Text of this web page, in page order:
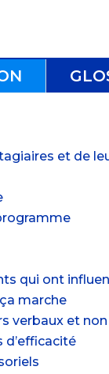
et de
qui ont
marche
verbaux et
d’efficacité